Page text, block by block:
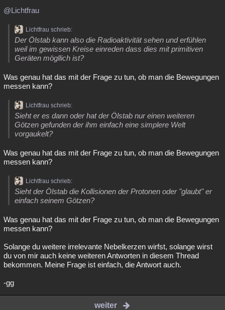
@Lichtfrau
Lichtfrau schrieb:
Der Ölstab kann also die Radioaktivität sehen und erfühlen
weil im gewissen Kreise einreden dass dies mit primitiven
Geräten mögllich ist?
Was genau hat das mit der Frage zu tun, ob man die Bewegungen
messen kann?
Lichtfrau schrieb:
Sieht er es dann oder hat der Ölstab nur einen weiteren
Götzen gefunden der ihm einfach eine simplere Welt
vorgaukelt?
Was genau hat das mit der Frage zu tun, ob man die Bewegungen
messen kann?
Lichtfrau schrieb:
Sieht der Ölstab die Kollisionen der Protonen oder "glaubt" er
einfach seinem Götzen?
Was genau hat das mit der Frage zu tun, ob man die Bewegungen
messen kann?
Solange du weitere irrelevante Nebelkerzen wirfst, solange wirst
du von mir auch keine weiteren Antworten in diesem Thread
bekommen. Meine Frage ist einfach, die Antwort auch.
-gg
weiter